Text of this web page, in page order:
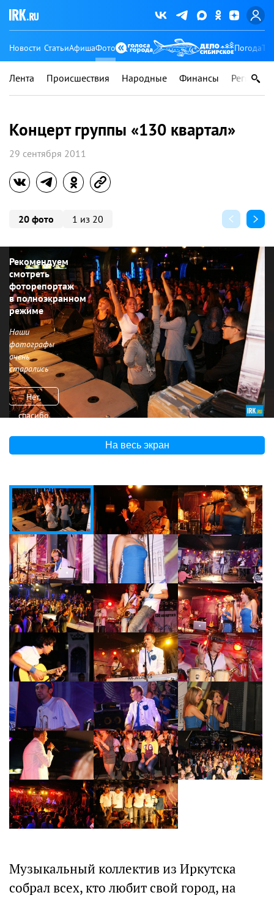
Новости СтатьиАфишаФото Погода
Лента Происшествия Народные Финансы Регионы
Концерт группы «130 квартал»
29 сентября 2011
20 фото 1 из 20
Рекомендуем
смотреть
фоторепортаж
в полноэкранном
режиме
Наши
фотографы
очень
старались
Нет,
спасибо
На весь экран
Музыкальный коллектив из Иркутска
собрал всех, кто любит свой город, на